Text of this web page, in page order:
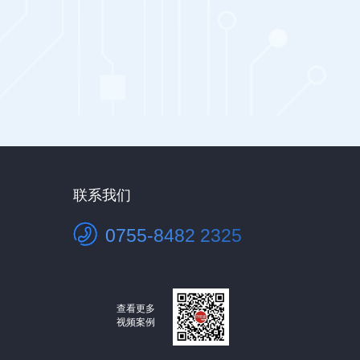
联系我们
0755-8482 2325
查看更多
视频案例